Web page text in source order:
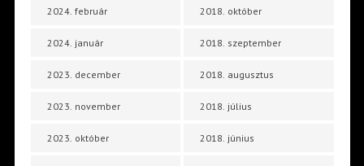
2024. február
2024. január
2023. december
2023. november
2023. október
2018. október
2018. szeptember
2018. augusztus
2018. július
2018. június